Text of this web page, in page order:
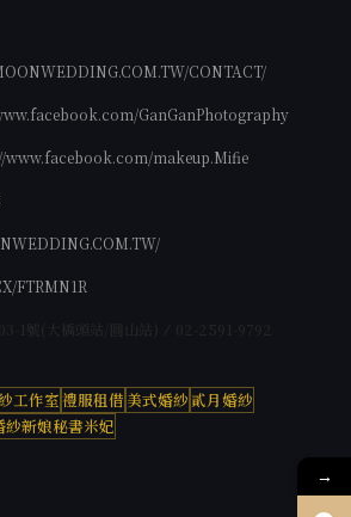
CONTACT/
GanGanPhotography
www.facebook.com/makeup.Mifie
FTRMN1R
工作室禮服租借 美式婚紗貳月婚紗
紗新娘秘書米妃
→